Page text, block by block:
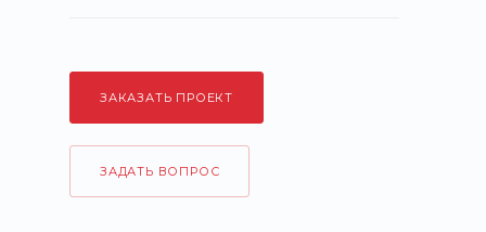
ЗАКАЗАТЬ ПРОЕКТ
ЗАДАТЬ ВОПРОС